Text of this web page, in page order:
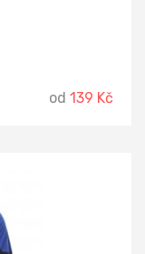
od 139 Kč